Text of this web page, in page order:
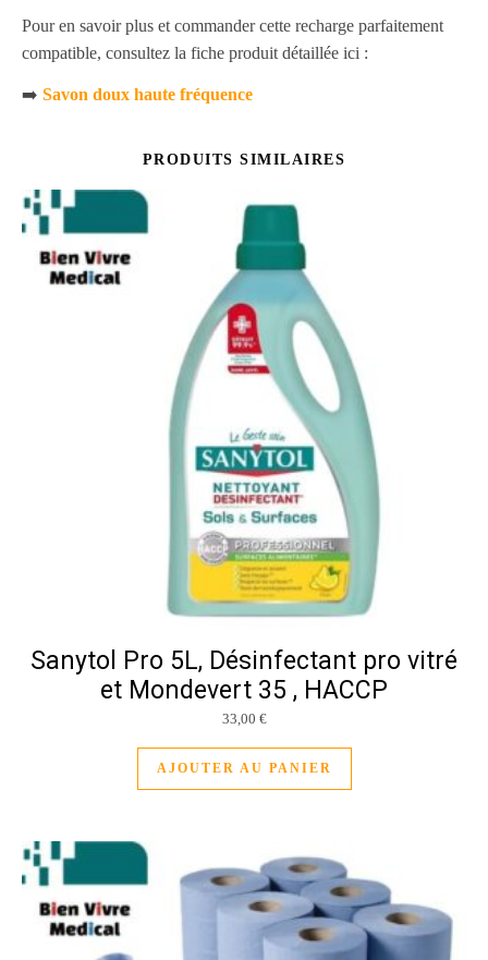
Pour en savoir plus et commander cette recharge parfaitement
compatible, consultez la fiche produit détaillée ici :
➡️ Savon doux haute fréquence
PRODUITS SIMILAIRES
Sanytol Pro 5L, Désinfectant pro vitré
et Mondevert 35 , HACCP
33,00 €
AJOUTER AU PANIER